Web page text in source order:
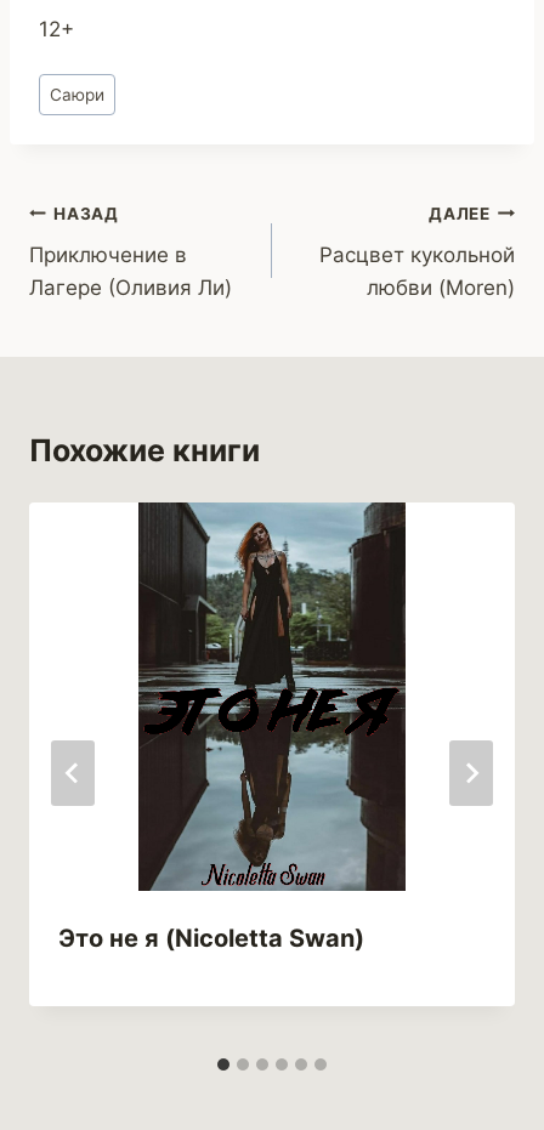
12+
Метки
записи:
Саюри
Навигация
по
записям
НАЗАД
Приключение в
Лагере (Оливия Ли)
ДАЛЕЕ
Расцвет кукольной
любви (Moren)
Похожие книги
Это не я (Nicoletta Swan)